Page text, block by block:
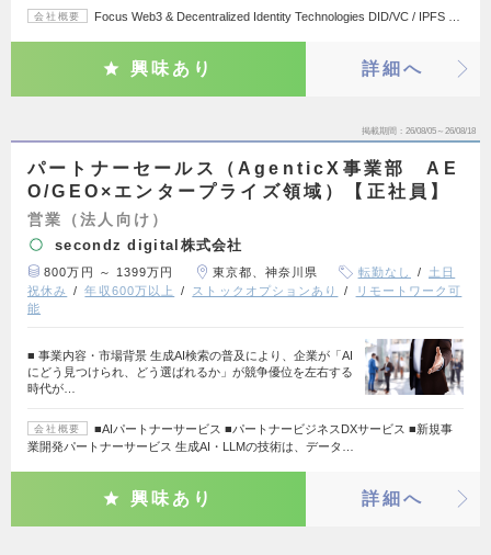
会社概要 Focus Web3 & Decentralized Identity Technologies DID/VC / IPFS …
興味あり 詳細へ
掲載期間 26/08/05～26/08/18
パートナーセールス（AgenticX事業部 AE
O/GEO×エンタープライズ領域）【正社員】
営業（法人向け）
secondz digital株式会社
800万円 ～ 1399万円 東京都、神奈川県 転勤なし
土日
祝休み
年収600万以上 ストックオプションあり
リモートワーク可
能
■ 事業内容・市場背景 生成AI検索の普及により、企業が「AI
にどう見つけられ、どう選ばれるか」が競争優位を左右する
時代が…
会社概要
■AIパートナーサービス ■パートナービジネスDXサービス ■新規事
業開発パートナーサービス 生成AI・LLMの技術は、データ…
興味あり 詳細へ